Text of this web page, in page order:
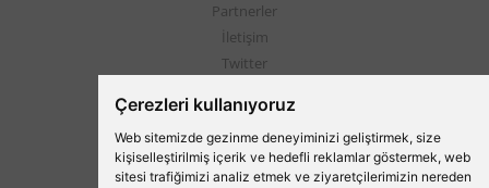
Çerezleri kullanıyoruz
Web sitemizde gezinme deneyiminizi geliştirmek, size
kişiselleştirilmiş içerik ve hedefli reklamlar göstermek, web
sitesi trafiğimizi analiz etmek ve ziyaretçilerimizin nereden
Partnerler
İletişim
Twitter
Beşiktaş'ın Medyası